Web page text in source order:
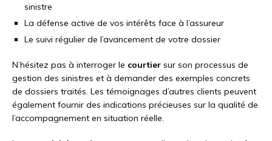
sinistre
La défense active de vos intérêts face à l’assureur
Le suivi régulier de l’avancement de votre dossier
N’hésitez pas à interroger le courtier sur son processus de
gestion des sinistres et à demander des exemples concrets
de dossiers traités. Les témoignages d’autres clients peuvent
également fournir des indications précieuses sur la qualité de
l’accompagnement en situation réelle.